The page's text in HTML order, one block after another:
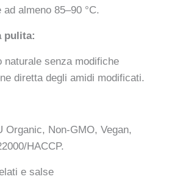
almeno 85–90 °C.
pulita:
naturale senza modifiche
diretta degli amidi modificati.
Organic, Non-GMO, Vegan,
HACCP.
e salse